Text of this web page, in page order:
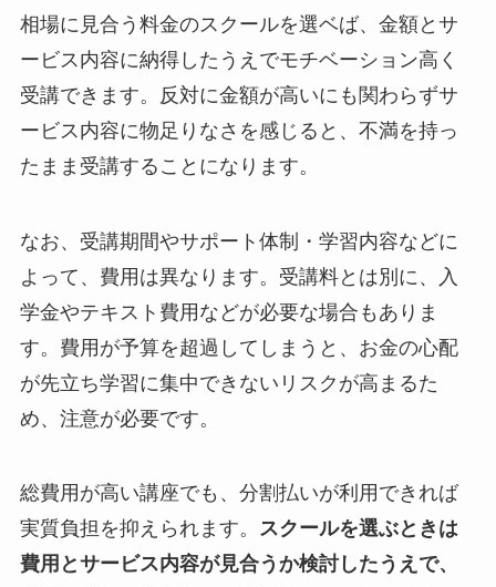
相場に見合う料金のスクールを選ベば、金額とサ
ービス内容に納得したうえでモチベーション高く
受講できます。反対に金額が高いにも関わらずサ
ービス内容に物足りなさを感じると、不満を持っ
たまま受講することになります。
なお、受講期間やサポート体制・学習内容などに
よって、費用は異なります。受講料とは別に、入
学金やテキスト費用などが必要な場合もありま
す。費用が予算を超過してしまうと、お金の心配
が先立ち学習に集中できないリスクが高まるた
め、注意が必要です。
総費用が高い講座でも、分割払いが利用できれば
実質負担を抑えられます。 スクールを選ぶときは
費用とサービス内容が見合うか検討したうえで、